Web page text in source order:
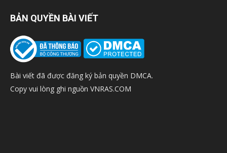
BẢN QUYỀN BÀI VIẾT
Bài viết đã được đăng ký bản quyền DMCA.
Copy vui lòng ghi nguồn VNRAS.COM